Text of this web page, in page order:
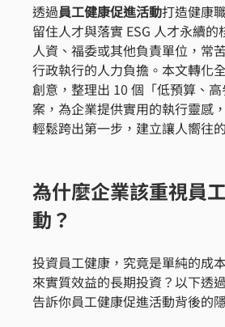
透過員工健康促進活動打造健康
留住人才與落實 ESG 人才永續的
人資、福委或其他負責單位，常
行政執行的人力負擔。本文轉化
創意，整理出 10 個「低預算、
案，為企業提供實用的執行靈感
輕鬆跨出第一步，建立讓人嚮往
為什麼企業該重視員
動？
投資員工健康，究竟是單純的成
來實質效益的長期投資？以下透
告訴你員工健康促進活動背後的